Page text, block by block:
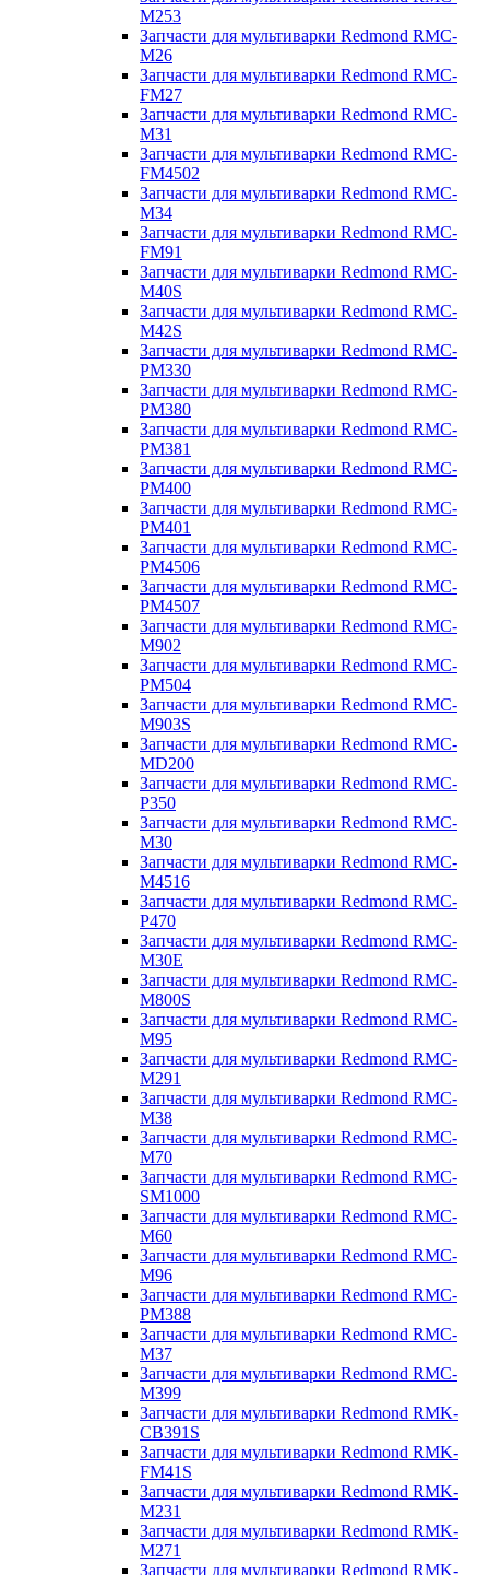
M253
Запчасти для мультиварки Redmond RMC-
M26
Запчасти для мультиварки Redmond RMC-
FM27
Запчасти для мультиварки Redmond RMC-
M31
Запчасти для мультиварки Redmond RMC-
FM4502
Запчасти для мультиварки Redmond RMC-
M34
Запчасти для мультиварки Redmond RMC-
FM91
Запчасти для мультиварки Redmond RMC-
M40S
Запчасти для мультиварки Redmond RMC-
M42S
Запчасти для мультиварки Redmond RMC-
PM330
Запчасти для мультиварки Redmond RMC-
PM380
Запчасти для мультиварки Redmond RMC-
PM381
Запчасти для мультиварки Redmond RMC-
PM400
Запчасти для мультиварки Redmond RMC-
PM401
Запчасти для мультиварки Redmond RMC-
PM4506
Запчасти для мультиварки Redmond RMC-
PM4507
Запчасти для мультиварки Redmond RMC-
M902
Запчасти для мультиварки Redmond RMC-
PM504
Запчасти для мультиварки Redmond RMC-
M903S
Запчасти для мультиварки Redmond RMC-
MD200
Запчасти для мультиварки Redmond RMC-
P350
Запчасти для мультиварки Redmond RMC-
M30
Запчасти для мультиварки Redmond RMC-
M4516
Запчасти для мультиварки Redmond RMC-
P470
Запчасти для мультиварки Redmond RMC-
M30E
Запчасти для мультиварки Redmond RMC-
M800S
Запчасти для мультиварки Redmond RMC-
M95
Запчасти для мультиварки Redmond RMC-
M291
Запчасти для мультиварки Redmond RMC-
M38
Запчасти для мультиварки Redmond RMC-
M70
Запчасти для мультиварки Redmond RMC-
SM1000
Запчасти для мультиварки Redmond RMC-
M60
Запчасти для мультиварки Redmond RMC-
M96
Запчасти для мультиварки Redmond RMC-
PM388
Запчасти для мультиварки Redmond RMC-
M37
Запчасти для мультиварки Redmond RMC-
M399
Запчасти для мультиварки Redmond RMK-
CB391S
Запчасти для мультиварки Redmond RMK-
FM41S
Запчасти для мультиварки Redmond RMK-
M231
Запчасти для мультиварки Redmond RMK-
M271
Запчасти для мультиварки Redmond RMK-